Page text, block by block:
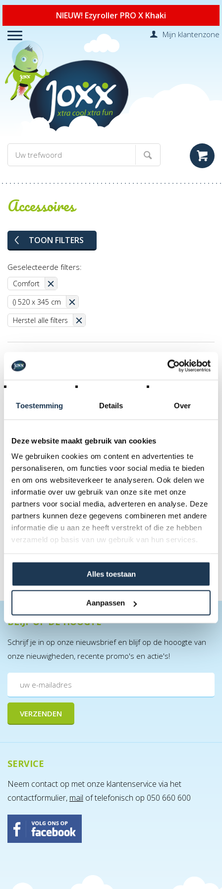
Toestemming Details Over
Deze website maakt gebruik van cookies
We gebruiken cookies om content en advertenties te
personaliseren, om functies voor social media te bieden
en om ons websiteverkeer te analyseren. Ook delen we
informatie over uw gebruik van onze site met onze
partners voor social media, adverteren en analyse. Deze
partners kunnen deze gegevens combineren met andere
informatie die u aan ze heeft verstrekt of die ze hebben
verzameld op basis van uw gebruik van hun services.
Alles toestaan
Aanpassen
NIEUW! Ezyroller PRO X Khaki
Mijn klantenzone
Accessoires
TOON FILTERS
Geselecteerde filters:
Comfort
() 520 x 345 cm
Herstel alle filters
BERG Grand Safety net Comfort 520
€ 350,00
BLIJF OP DE HOOGTE
Schrijf je in op onze nieuwsbrief en blijf op de hooogte van
onze nieuwigheden, recente promo's en actie's!
SERVICE
Neem contact op met onze klantenservice via het
contactformulier, mail of telefonisch op 050 660 600